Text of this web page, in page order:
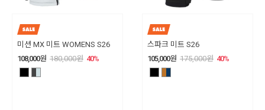
미션 MX 미트 WOMENS S26
108,000원 180,000원 40%
스파크 미트 S26
105,000원 175,000원 40%